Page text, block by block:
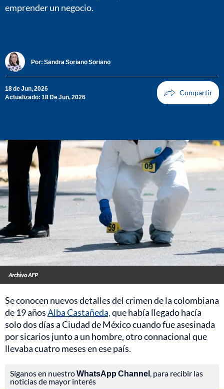
emprender un negocio.
Por: Sandra Soriano Soriano
18 de Jun, 2026
Actualizado: 18 De Jun, 2026
Archivo AFP
Se conocen nuevos detalles del crimen de la colombiana
de 19 añosAlba Castañeda,que había llegado hacía
solo dos días a Ciudad de México cuando fue asesinada
por sicarios junto a un hombre, otro connacional que
llevaba cuatro meses en ese país.
Síganos en nuestroWhatsApp Channel, para recibir las
noticias de mayor interés